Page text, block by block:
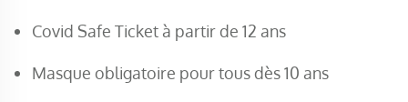
Covid Safe Ticket à partir de 12 ans
Masque obligatoire pour tous dès 10 ans